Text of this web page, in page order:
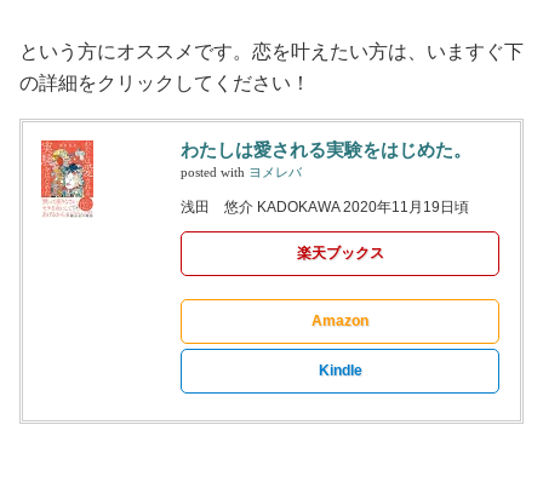
という方にオススメです。恋を叶えたい方は、いますぐ下
の詳細をクリックしてください！
わたしは愛される実験をはじめた。
posted with ヨメレバ
浅田 悠介 KADOKAWA 2020年11月19日頃
楽天ブックス
Amazon
Kindle